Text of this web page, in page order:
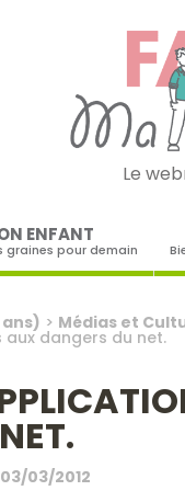
Le
ENFANT
graines pour demain
ans) > Médias et
dangers du net.
03/03/2012